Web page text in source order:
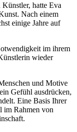
hatte Eva
Nach einem
einige Jahre auf
im ihrem
wieder
und Motive
Gefühl ausdrücken,
Eine Basis Ihrer
im Rahmen von